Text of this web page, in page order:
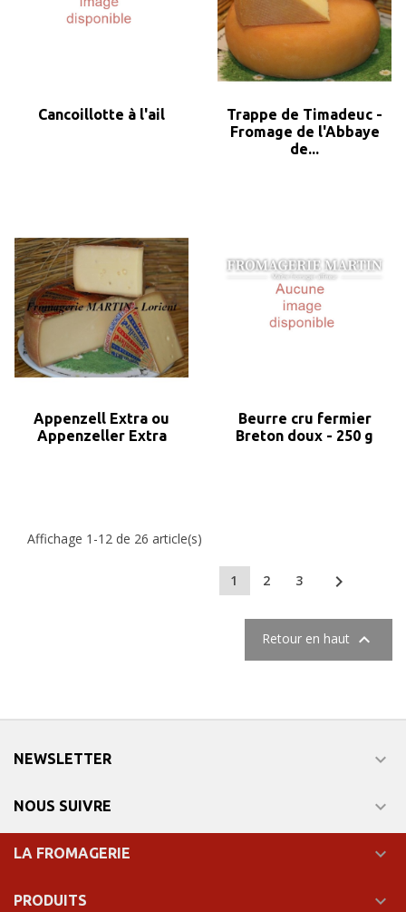
Cancoillotte à l'ail
Trappe de Timadeuc -
Fromage de l'Abbaye
de...
Appenzell Extra ou
Appenzeller Extra
Beurre cru fermier
Breton doux - 250 g
Affichage 1-12 de 26 article(s)
1 2 3 
Retour en haut 
NEWSLETTER 
NOUS SUIVRE 
LA FROMAGERIE 
PRODUITS 